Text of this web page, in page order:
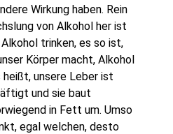
Wirkung haben. Rein
von Alkohol her ist
trinken, es so ist,
Körper macht, Alkohol
heißt, unsere Leber ist
und sie baut
in Fett um. Umso
egal welchen, desto